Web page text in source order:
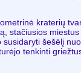
kraterių
stačiusios
susidaryti šešėlį nuo
tenkinti